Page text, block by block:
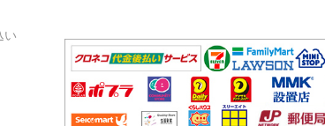
い